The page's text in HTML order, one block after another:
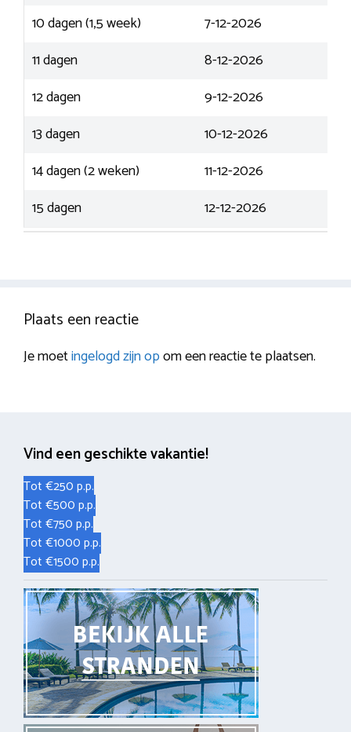
10 dagen (1,5 week)
7-12-2026
11 dagen
8-12-2026
12 dagen
9-12-2026
13 dagen
10-12-2026
14 dagen (2 weken)
11-12-2026
15 dagen
12-12-2026
Plaats een reactie
Je moetingelogd zijn opom een reactie te plaatsen.
Vind een geschikte vakantie!
Tot €250 p.p.
Tot €500 p.p.
Tot €750 p.p.
Tot €1000 p.p.
Tot €1500 p.p.